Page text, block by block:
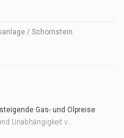
/ Schornstein
Gas- und Ölpreise
Unabhängigkeit v...